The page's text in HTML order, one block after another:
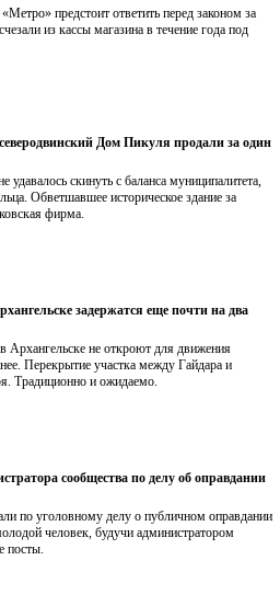
предстоит ответить перед законом за
из кассы магазина в течение года под
Дом Пикуля продали за один
скинуть с баланса муниципалитета,
Обветшавшее историческое здание за
фирма.
задержатся еще почти на два
не откроют для движения
Перекрытие участка между Гайдара и
Традиционно и ожидаемо.
сообщества по делу об оправдании
по уголовному делу о публичном оправдании
человек, будучи администратором
посты.